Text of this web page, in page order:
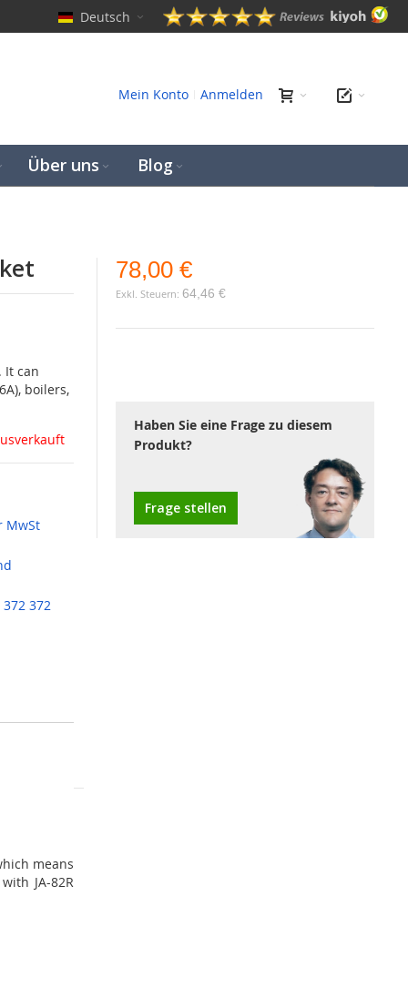
Deutsch
Mein Konto Anmelden
Über uns Blog
It can
boilers,
MwSt
372
78,00 €
64,46 €
Haben Sie eine Frage zu diesem
Produkt?
Frage stellen
means
JA-82R